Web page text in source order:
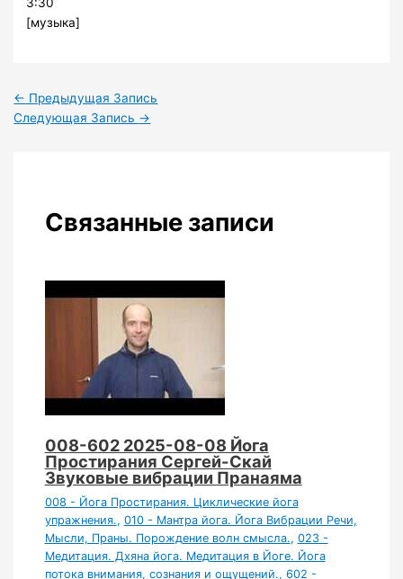
[музыка]
← Предыдущая Запись
Следующая Запись →
Связанные записи
008-602 2025-08-08 Йога
Простирания Сергей-Скай
Звуковые вибрации Пранаяма
008 - Йога Простирания. Циклические йога
упражнения., 010 - Мантра йога. Йога Вибрации Речи,
Мысли, Праны. Порождение волн смысла., 023 -
Медитация. Дхяна йога. Медитация в Йоге. Йога
потока внимания, сознания и ощущений., 602 -